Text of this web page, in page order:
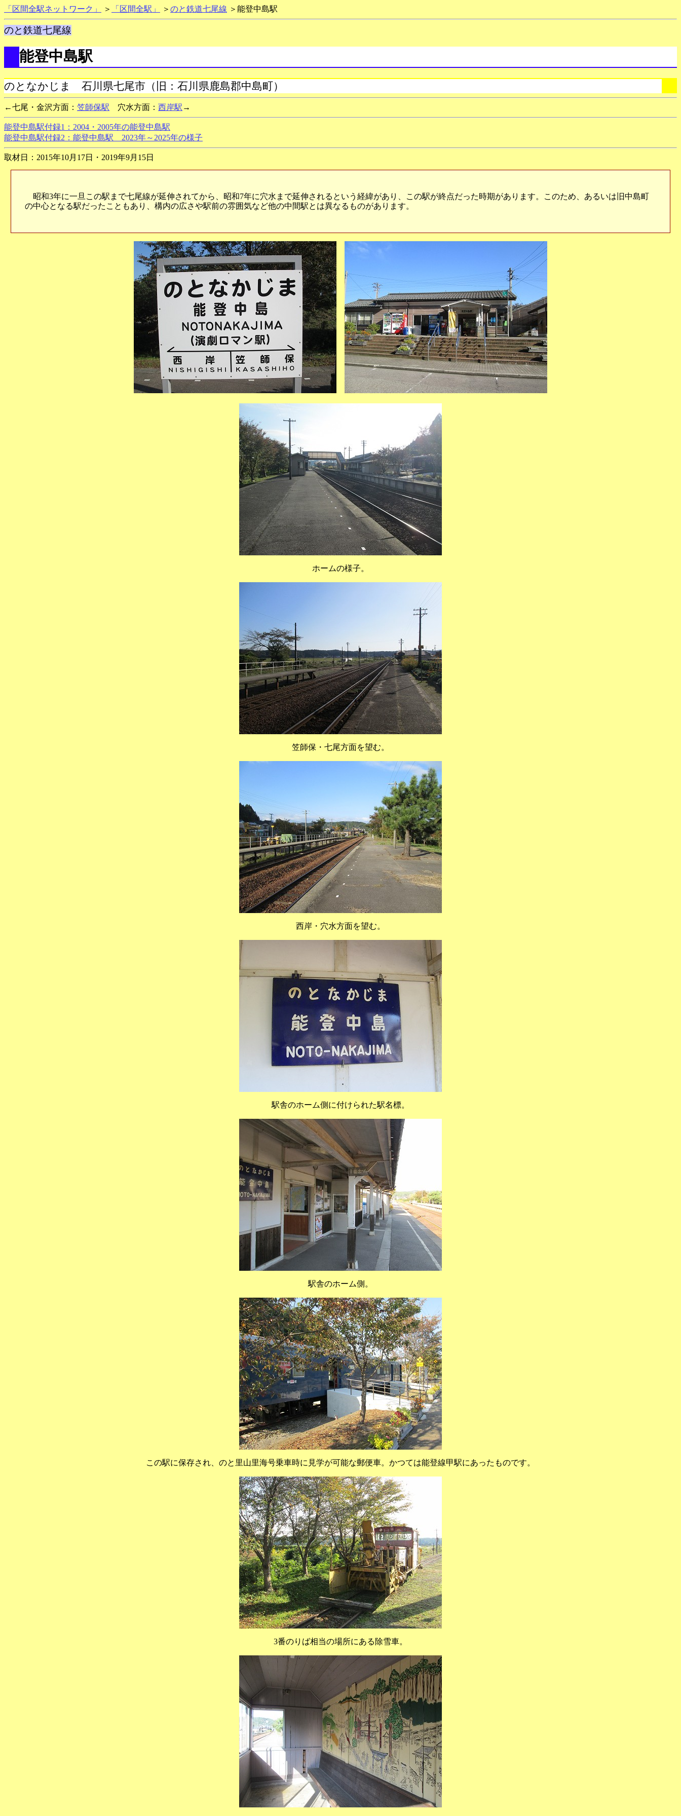
「区間全駅ネットワーク」 ＞ 「区間全駅」 ＞ のと鉄道七尾線 ＞能登中島駅
のと鉄道七尾線
能登中島駅
のとなかじま 石川県七尾市（旧：石川県鹿島郡中島町）
←七尾・金沢方面： 笠師保駅 穴水方面： 西岸駅 →
能登中島駅付録1：2004・2005年の能登中島駅
能登中島駅付録2：能登中島駅 2023年～2025年の様子
取材日：2015年10月17日・2019年9月15日
昭和3年に一旦この駅まで七尾線が延伸されてから、昭和7年に穴水まで延伸されるという経緯があり、この駅が終点だった時期があります。このため、あるいは旧中島町
の中心となる駅だったこともあり、構内の広さや駅前の雰囲気など他の中間駅とは異なるものがあります。
ホームの様子。
笠師保・七尾方面を望む。
西岸・穴水方面を望む。
駅舎のホーム側に付けられた駅名標。
駅舎のホーム側。
この駅に保存され、のと里山里海号乗車時に見学が可能な郵便車。かつては能登線甲駅にあったものです。
3番のりば相当の場所にある除雪車。